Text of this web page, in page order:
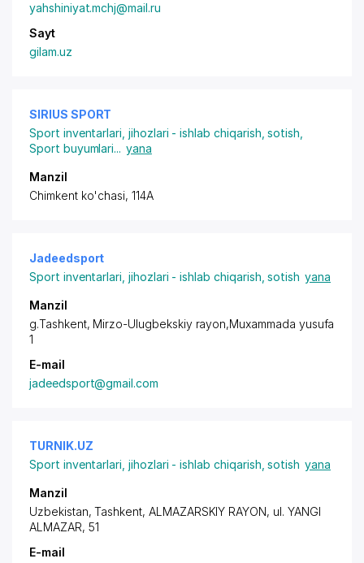
yahshiniyat.mchj@mail.ru
Sayt
gilam.uz
SIRIUS SPORT
Sport inventarlari, jihozlari - ishlab chiqarish, sotish
Sport buyumlari... yana
Manzil
Chimkent ko'chasi, 114А
Jadeedsport
Sport inventarlari, jihozlari - ishlab chiqarish, sotish yana
Manzil
g.Tashkent, Mirzo-Ulugbekskiy rayon,Muxammada yusufa
1
E-mail
jadeedsport@gmail.com
TURNIK.UZ
Sport inventarlari, jihozlari - ishlab chiqarish, sotish yana
Manzil
Uzbekistan, Tashkent, ALMAZARSKIY RAYON, ul. YANGI
ALMAZAR, 51
E-mail